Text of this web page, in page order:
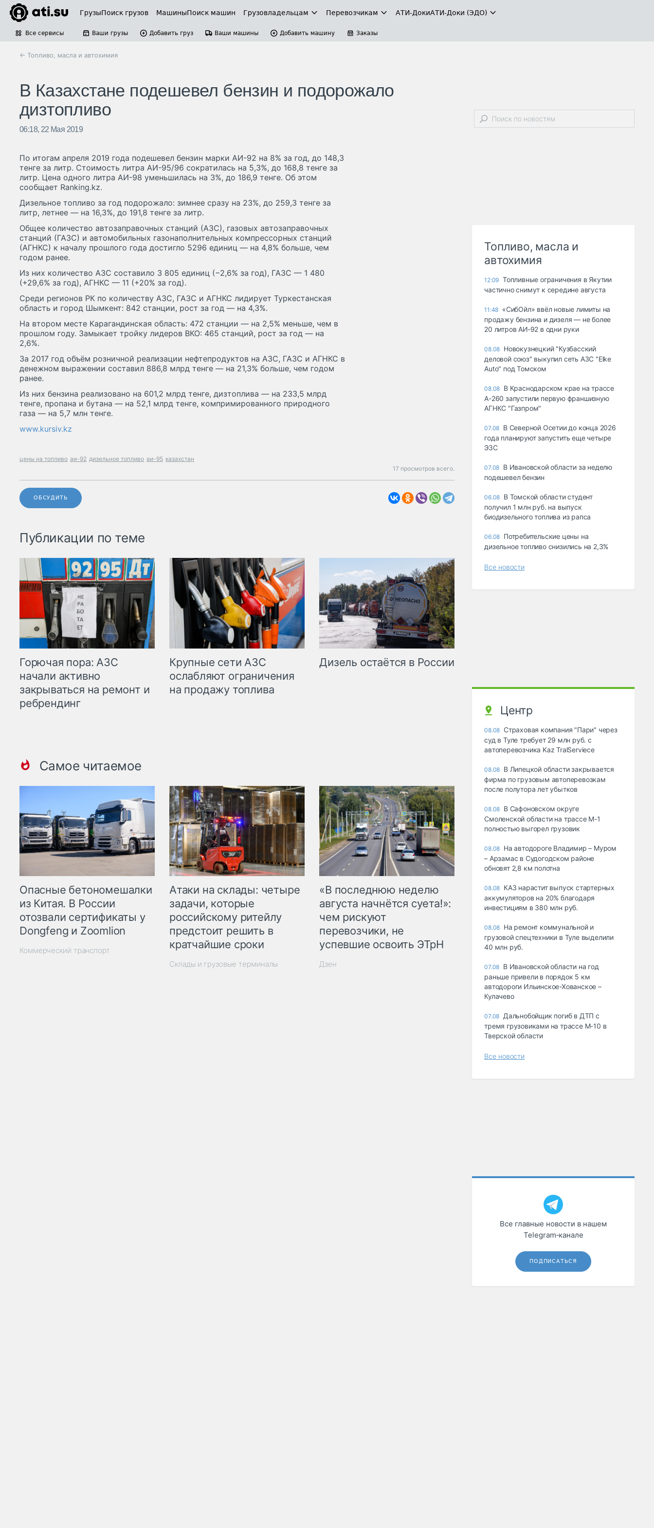
ГрузыПоиск грузов МашиныПоиск машин Грузовладельцам Перевозчикам АТИ-ДокиАТИ-Доки (ЭДО)
Все сервисы Ваши грузы Добавить груз Ваши машины Добавить машину Заказы
← Топливо, масла и автохимия
В Казахстане подешевел бензин и подорожало
дизтопливо
06:18, 22 Мая 2019
По итогам апреля 2019 года подешевел бензин марки АИ-92 на 8% за год, до 148,3
тенге за литр. Стоимость литра АИ-95/96 сократилась на 5,3%, до 168,8 тенге за
литр. Цена одного литра АИ-98 уменьшилась на 3%, до 186,9 тенге. Об этом
сообщает Ranking.kz.
Дизельное топливо за год подорожало: зимнее сразу на 23%, до 259,3 тенге за
литр, летнее — на 16,3%, до 191,8 тенге за литр.
Общее количество автозаправочных станций (АЗС), газовых автозаправочных
станций (ГАЗС) и автомобильных газонаполнительных компрессорных станций
(АГНКС) к началу прошлого года достигло 5296 единиц — на 4,8% больше, чем
годом ранее.
Из них количество АЗС составило 3 805 единиц (−2,6% за год), ГАЗС — 1 480
(+29,6% за год), АГНКС — 11 (+20% за год).
Среди регионов РК по количеству АЗС, ГАЗС и АГНКС лидирует Туркестанская
область и город Шымкент: 842 станции, рост за год — на 4,3%.
На втором месте Карагандинская область: 472 станции — на 2,5% меньше, чем в
прошлом году. Замыкает тройку лидеров ВКО: 465 станций, рост за год — на
2,6%.
За 2017 год объём розничной реализации нефтепродуктов на АЗС, ГАЗС и АГНКС в
денежном выражении составил 886,8 млрд тенге — на 21,3% больше, чем годом
ранее.
Из них бензина реализовано на 601,2 млрд тенге, дизтоплива — на 233,5 млрд
тенге, пропана и бутана — на 52,1 млрд тенге, компримированного природного
газа — на 5,7 млн тенге.
www.kursiv.kz
цены на топливо аи-92 дизельное топливо аи-95 казахстан
17 просмотров всего.
ОБСУДИТЬ
Публикации по теме
Горючая пора: АЗС
начали активно
закрываться на ремонт и
ребрендинг
Крупные сети АЗС
ослабляют ограничения
на продажу топлива
Дизель остаётся в России
Самое читаемое
Опасные бетономешалки
из Китая. В России
отозвали сертификаты у
Dongfeng и Zoomlion
Коммерческий транспорт
Атаки на склады: четыре
задачи, которые
российскому ритейлу
предстоит решить в
кратчайшие сроки
Склады и грузовые терминалы
«В последнюю неделю
августа начнётся суета!»:
чем рискуют
перевозчики, не
успевшие освоить ЭТрН
Дзен
Топливо, масла и
автохимия
12:09 Топливные ограничения в Якутии
частично снимут к середине августа
11:48 «СибОйл» ввёл новые лимиты на
продажу бензина и дизеля — не более
20 литров АИ‑92 в одни руки
08.08 Новокузнецкий "Кузбасский
деловой союз" выкупил сеть АЗС "Elke
Auto" под Томском
08.08 В Краснодарском крае на трассе
А-260 запустили первую франшизную
АГНКС "Газпром"
07.08 В Северной Осетии до конца 2026
года планируют запустить еще четыре
ЭЗС
07.08 В Ивановской области за неделю
подешевел бензин
06.08 В Томской области студент
получил 1 млн руб. на выпуск
биодизельного топлива из рапса
06.08 Потребительские цены на
дизельное топливо снизились на 2,3%
Все новости
Центр
08.08 Страховая компания "Пари" через
суд в Туле требует 29 млн руб. с
автоперевозчика Kaz TralServiece
08.08 В Липецкой области закрывается
фирма по грузовым автоперевозкам
после полутора лет убытков
08.08 В Сафоновском округе
Смоленской области на трассе М-1
полностью выгорел грузовик
08.08 На автодороге Владимир – Муром
– Арзамас в Судогодском районе
обновят 2,8 км полотна
08.08 КАЗ нарастит выпуск стартерных
аккумуляторов на 20% благодаря
инвестициям в 380 млн руб.
08.08 На ремонт коммунальной и
грузовой спецтехники в Туле выделили
40 млн руб.
07.08 В Ивановской области на год
раньше привели в порядок 5 км
автодороги Ильинское-Хованское –
Кулачево
07.08 Дальнобойщик погиб в ДТП с
тремя грузовиками на трассе М-10 в
Тверской области
Все новости
Все главные новости в нашем
Telegram‑канале
ПОДПИСАТЬСЯ